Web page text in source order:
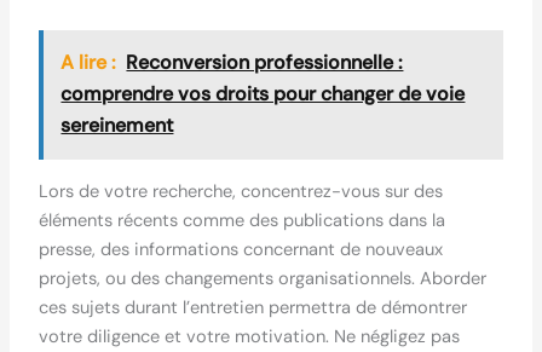
A lire : Reconversion professionnelle :
comprendre vos droits pour changer de voie
sereinement
Lors de votre recherche, concentrez-vous sur des
éléments récents comme des publications dans la
presse, des informations concernant de nouveaux
projets, ou des changements organisationnels. Aborder
ces sujets durant l’entretien permettra de démontrer
votre diligence et votre motivation. Ne négligez pas